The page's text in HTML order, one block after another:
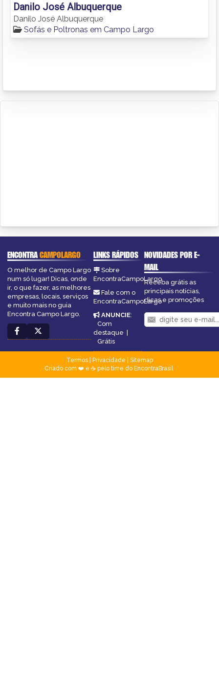
Danilo José Albuquerque
Danilo José Albuquerque
Sofás e Poltronas em Campo Largo
ENCONTRACAMPOLARGO
O melhor de Campo Largo
num só lugar! Dicas, onde
ir, o que fazer, as melhores
empresas, locais, serviços
e muito mais no guia
Encontra Campo Largo.
LINKS RÁPIDOS
Sobre
EncontraCampoLargo
Fale com o
EncontraCampoLargo
ANUNCIE:
Com
destaque |
Grátis
NOVIDADES POR E-
MAIL
Receba grátis as
principais notícias,
dicas e promoções
Termos| Privacidade
Sitemap
Criado com ❤️ e ☕ pelo time do EncontraBrasil